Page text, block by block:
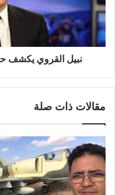
نبيل القروي يكشف
مقالات ذات صلة